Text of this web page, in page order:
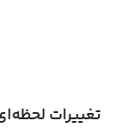
تغییرات